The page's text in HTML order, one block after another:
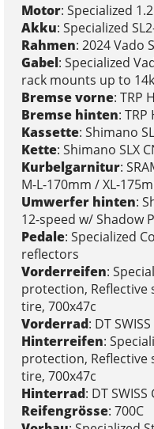
Motor: Specialized
Akku: Specialized
Rahmen: 2024 Vado
Gabel: Specialized
rack mounts up to
Bremse vorne: TRP
Bremse hinten:
Kassette: Shimano
Kette: Shimano SLX
Kurbelgarnitur:
M-L-170mm / XL-
Umwerfer hinten:
12-speed w/ Shadow
Pedale: Specialized
reflectors
Vorderreifen:
protection, Reflective
tire, 700x47c
Vorderrad: DT
Hinterreifen:
protection, Reflective
tire, 700x47c
Hinterrad: DT
Reifengrösse: 700C